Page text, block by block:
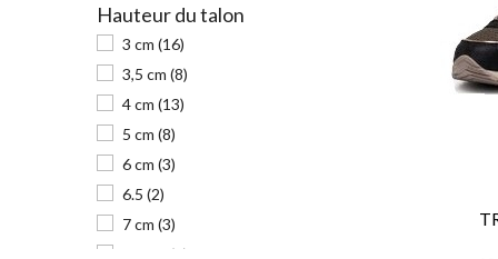
Cristal (1)
Or
(1)
Plomb(1)
Marron multi
Jeans
Beige multi
Hauteur du talon
3 cm (16)
3,5 cm (8)
4 cm (13)
5 cm (8)
6 cm (3)
6.5 (2)
7 cm (3)
(1)